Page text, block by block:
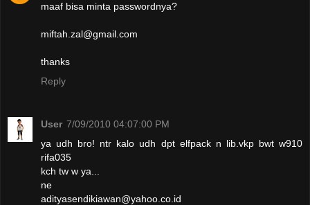
maaf bisa minta passwordnya?
miftah.zal@gmail.com
thanks
Reply
User 7/09/2010 04:07:00 PM
ya udh bro! ntr kalo udh dpt elfpack n lib.vkp bwt w910
rifa035
kch tw w ya...
ne
adityasendikiawan@yahoo.co.id